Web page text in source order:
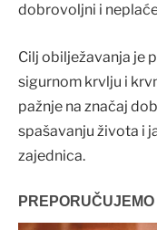
dobrovoljni i
Cilj obilježavanja je
sigurnom krvlju i
pažnje na značaj
spašavanju života i
zajednica.